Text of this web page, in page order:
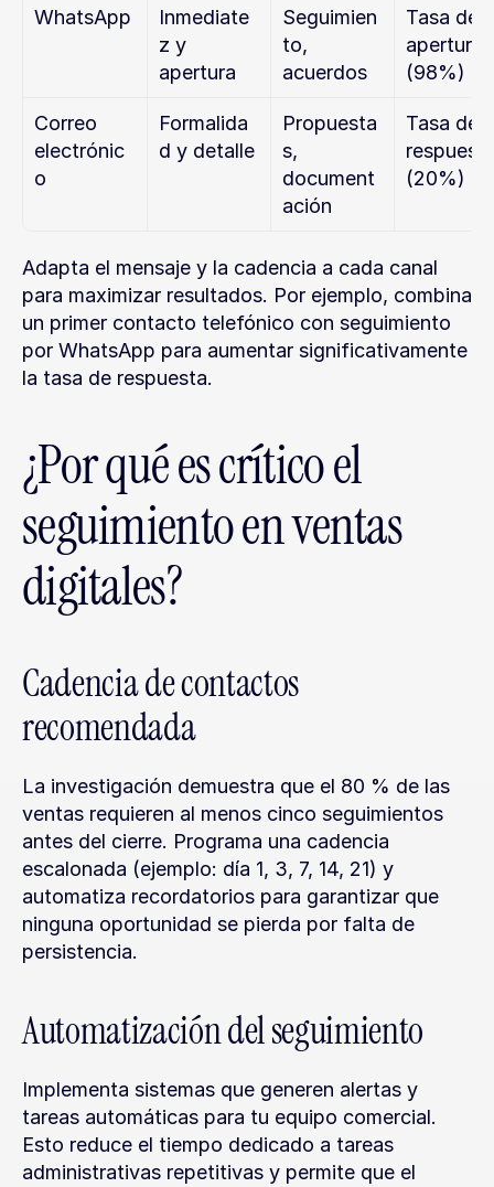
WhatsApp
Inmediate
z y
apertura
Seguimien
to,
acuerdos
Tasa de
apertura
(98%)
Correo
electrónic
o
Formalida
d y detalle
Propuesta
s,
document
ación
Tasa de
(20%)
Adapta el mensaje y la cadencia a cada canal
para maximizar resultados. Por ejemplo, combina
un primer contacto telefónico con seguimiento
por WhatsApp para aumentar significativamente
la tasa de respuesta.
¿Por qué es crítico el
seguimiento en ventas
digitales?
Cadencia de contactos
recomendada
La investigación demuestra que el 80 % de las
ventas requieren al menos cinco seguimientos
antes del cierre. Programa una cadencia
escalonada (ejemplo: día 1, 3, 7, 14, 21) y
automatiza recordatorios para garantizar que
ninguna oportunidad se pierda por falta de
persistencia.
Automatización del seguimiento
Implementa sistemas que generen alertas y
tareas automáticas para tu equipo comercial.
Esto reduce el tiempo dedicado a tareas
administrativas repetitivas y permite que el